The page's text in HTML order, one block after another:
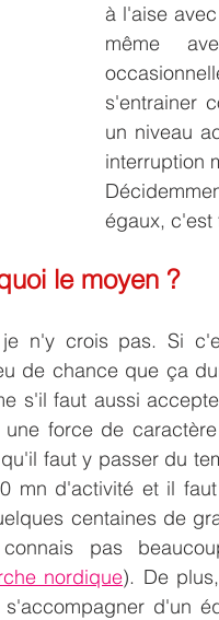
à l'aise
même
s'entrainer
un niveau
interruption
égaux, c'est
le moyen ?
n'y crois pas. Si
de chance que ça
s'il faut aussi
force de
faut y passer du
mn d'activité et il
centaines de
pas
nordique). De
d'un